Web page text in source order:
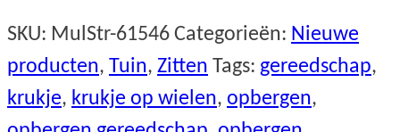
SKU: MulStr-61546 Categorieën: Nieuwe
producten, Tuin, Zitten Tags: gereedschap,
krukje, krukje op wielen, opbergen,